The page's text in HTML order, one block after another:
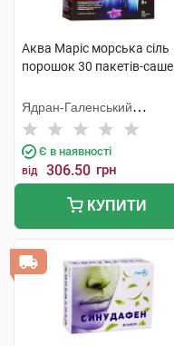
Аква Маріс морська сіль
порошок 30 пакетів-саше
Ядран-Галенський
Лабораторій
Є в наявності
від 306.50 грн
КУПИТИ